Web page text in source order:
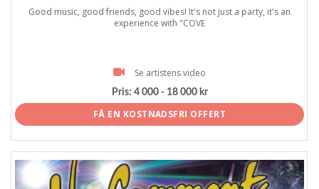
Good music, good friends, good vibes! It's not just a party, it's an
experience with "COVE
Se artistens video
Pris: 4 000 - 18 000 kr
FÅ EN KOSTNADSFRI OFFERT